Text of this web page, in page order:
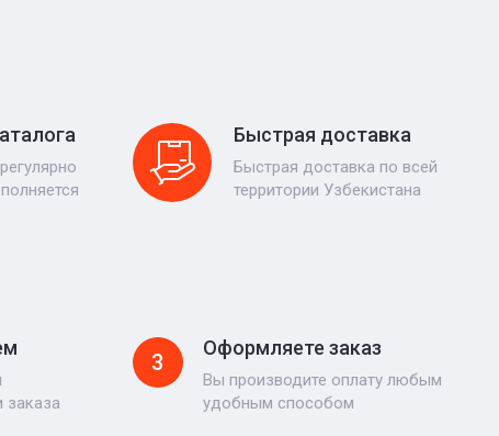
Быстрая доставка
Быстрая доставка по всей
территории Узбекистана
заказа
3
Оформляете заказ
Вы производите оплату любым
удобным способом